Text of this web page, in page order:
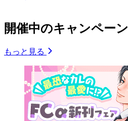
開催中のキャンペーン
もっと見る